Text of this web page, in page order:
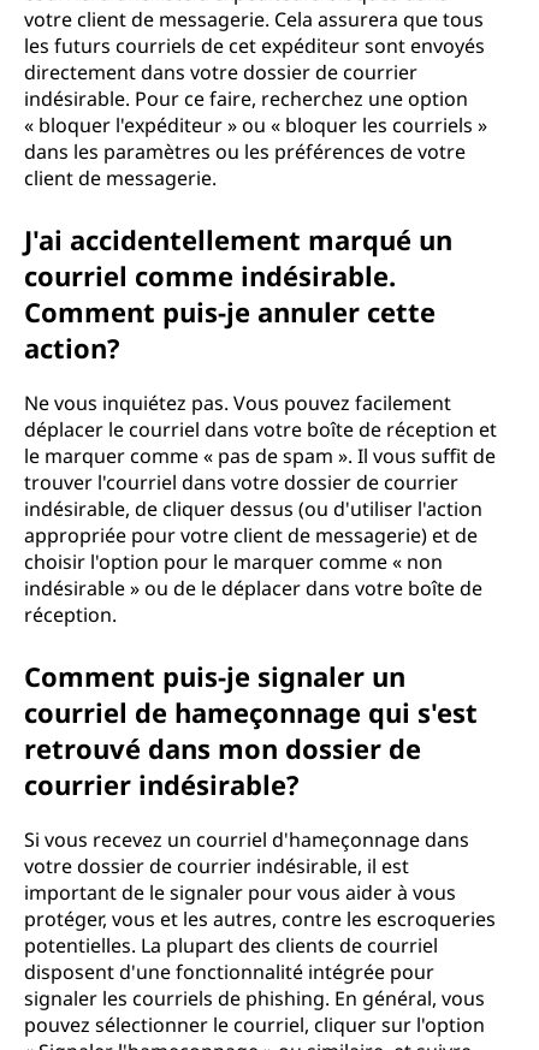
votre client de messagerie. Cela assurera que tous
les futurs courriels de cet expéditeur sont envoyés
directement dans votre dossier de courrier
indésirable. Pour ce faire, recherchez une option
« bloquer l'expéditeur » ou « bloquer les courriels »
dans les paramètres ou les préférences de votre
client de messagerie.
J'ai accidentellement marqué un
courriel comme indésirable.
Comment puis-je annuler cette
action?
Ne vous inquiétez pas. Vous pouvez facilement
déplacer le courriel dans votre boîte de réception et
le marquer comme « pas de spam ». Il vous suffit de
trouver l'courriel dans votre dossier de courrier
indésirable, de cliquer dessus (ou d'utiliser l'action
appropriée pour votre client de messagerie) et de
choisir l'option pour le marquer comme « non
indésirable » ou de le déplacer dans votre boîte de
réception.
Comment puis-je signaler un
courriel de hameçonnage qui s'est
retrouvé dans mon dossier de
courrier indésirable?
Si vous recevez un courriel d'hameçonnage dans
votre dossier de courrier indésirable, il est
important de le signaler pour vous aider à vous
protéger, vous et les autres, contre les escroqueries
potentielles. La plupart des clients de courriel
disposent d'une fonctionnalité intégrée pour
signaler les courriels de phishing. En général, vous
pouvez sélectionner le courriel, cliquer sur l'option